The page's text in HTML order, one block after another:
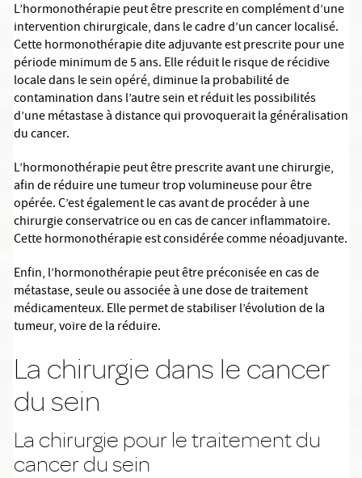
L’hormonothérapie peut être prescrite en complément d’une
intervention chirurgicale, dans le cadre d’un cancer localisé.
Cette hormonothérapie dite adjuvante est prescrite pour une
période minimum de 5 ans. Elle réduit le risque de récidive
locale dans le sein opéré, diminue la probabilité de
contamination dans l’autre sein et réduit les possibilités
d’une métastase à distance qui provoquerait la généralisation
du cancer.
L’hormonothérapie peut être prescrite avant une chirurgie,
afin de réduire une tumeur trop volumineuse pour être
opérée. C’est également le cas avant de procéder à une
chirurgie conservatrice ou en cas de cancer inflammatoire.
Cette hormonothérapie est considérée comme néoadjuvante.
Enfin, l’hormonothérapie peut être préconisée en cas de
métastase, seule ou associée à une dose de traitement
médicamenteux. Elle permet de stabiliser l’évolution de la
tumeur, voire de la réduire.
La chirurgie dans le cancer
du sein
La chirurgie pour le traitement du
cancer du sein